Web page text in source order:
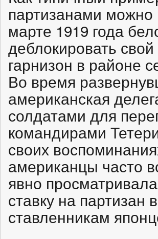
партизанами
марте 1919 года
деблокировать
гарнизон в районе
Во время
американская
солдатами для
командирами
своих
американцы часто
явно
ставку на партизан
ставленникам